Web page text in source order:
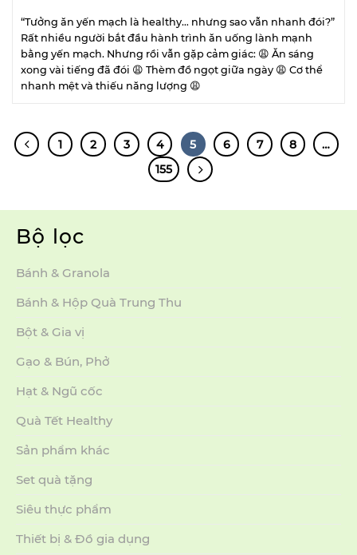
“Tưởng ăn yến mạch là healthy… nhưng sao vẫn nhanh đói?”
Rất nhiều người bắt đầu hành trình ăn uống lành mạnh
bằng yến mạch. Nhưng rồi vẫn gặp cảm giác: 😩 Ăn sáng
xong vài tiếng đã đói 😩 Thèm đồ ngọt giữa ngày 😩 Cơ thể
nhanh mệt và thiếu năng lượng 😩
1 2 3 4 5 6 7 8
…
155
Bộ lọc
Bánh & Granola
Bánh & Hộp Quà Trung Thu
Bột & Gia vị
Gạo & Bún, Phở
Hạt & Ngũ cốc
Quà Tết Healthy
Sản phẩm khác
Set quà tặng
Siêu thực phẩm
Thiết bị & Đồ gia dụng